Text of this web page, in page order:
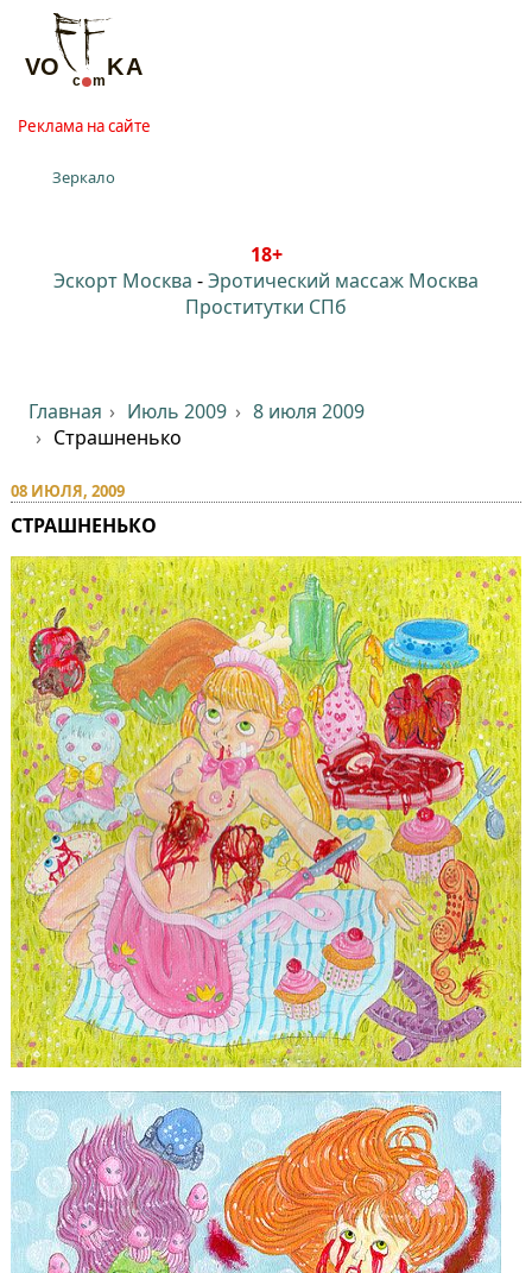
Реклама на сайте
Зеркало
18+
Эскорт Москва -Эротический массаж Москва
Проститутки СПб
Главная Июль 2009
8 июля 2009
Страшненько
08 ИЮЛЯ, 2009
СТРАШНЕНЬКО